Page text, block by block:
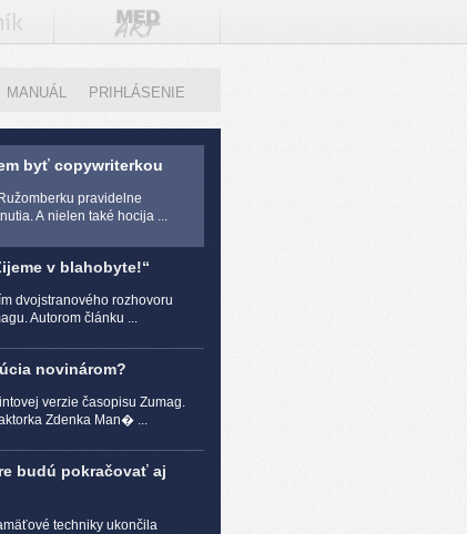
MANUÁL PRIHLÁSENIE
byť copywriterkou
pravidelne
A nielen také hocija ...
v blahobyte!“
dvojstranového rozhovoru
Autorom článku ...
novinárom?
verzie časopisu Zumag.
Zdenka Man� ...
budú pokračovať aj
techniky ukončila